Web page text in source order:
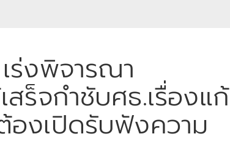
ร่งพิจารณา
สร็จกำชับศธ.เรื่องแก้
องเปิดรับฟังความ